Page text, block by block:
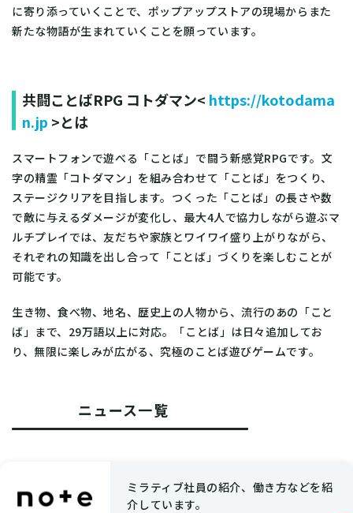
に寄り添っていくことで、ポップアップストアの現場からまた
新たな物語が生まれていくことを願っています。
共闘ことばRPG コトダマン< https://kotodama
n.jp >とは
スマートフォンで遊べる「ことば」で闘う新感覚RPGです。文
字の精霊「コトダマン」を組み合わせて「ことば」をつくり、
ステージクリアを目指します。つくった「ことば」の長さや数
で敵に与えるダメージが変化し、最大4人で協力しながら遊ぶマ
ルチプレイでは、友だちや家族とワイワイ盛り上がりながら、
それぞれの知識を出し合って「ことば」づくりを楽しむことが
可能です。
生き物、食べ物、地名、歴史上の人物から、流行のあの「こと
ば」まで、29万語以上に対応。「ことば」は日々追加してお
り、無限に楽しみが広がる、究極のことば遊びゲームです。
ニュース一覧
ミラティブ社員の紹介、働き方などを紹
介しています。